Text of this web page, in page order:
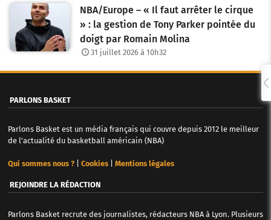
NBA/Europe – « Il faut arrêter le cirque
» : la gestion de Tony Parker pointée du
doigt par Romain Molina
31 juillet 2026 à 10h32
PARLONS BASKET
Parlons Basket est un média français qui couvre depuis 2012 le meilleur
de l'actualité du basketball américain (NBA)
Qui sommes nous ?| Cookies| Mentions légales
REJOINDRE LA RÉDACTION
Parlons Basket recrute des journalistes, rédacteurs NBA à Lyon. Plusieurs